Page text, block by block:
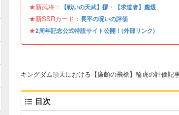
★新武将： 【戦いの天武】摎 ・ 【求道者】龐煖
★新SSRカード： 長平の呪いの評価
★2周年記念公式特設サイト公開！(外部リンク)
キングダム頂天における【廉頗の飛槍】輪虎の評価記事
目次